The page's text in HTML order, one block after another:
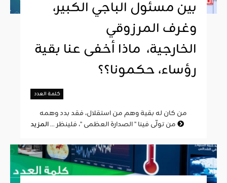
بين مسئول الباجي الكبير،
وغرف المرزوقي
الخارجية، ماذا أخفى عنا بقية
رؤساء، حكمونا؟؟
كلمة العدد
من تولّى فينا " الصدارة العظمى "، فلينظر ...